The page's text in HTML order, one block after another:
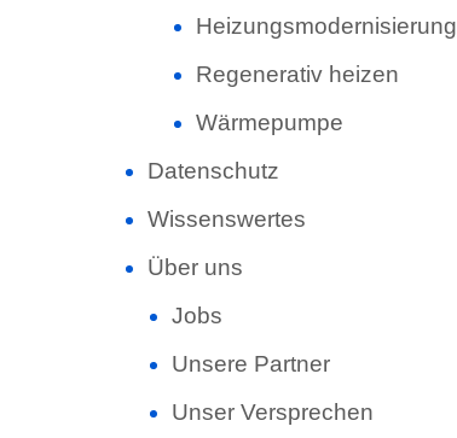
Heizungsmodernisierung
Regenerativ heizen
Wärmepumpe
Datenschutz
Wissenswertes
Über uns
Jobs
Unsere Partner
Unser Versprechen